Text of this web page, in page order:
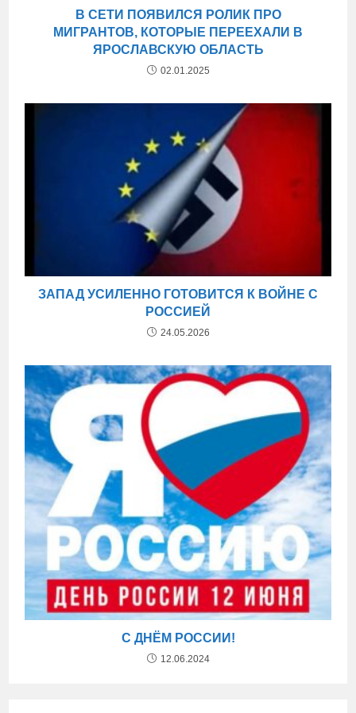
В СЕТИ ПОЯВИЛСЯ РОЛИК ПРО
МИГРАНТОВ, КОТОРЫЕ ПЕРЕЕХАЛИ В
ЯРОСЛАВСКУЮ ОБЛАСТЬ
02.01.2025
ЗАПАД УСИЛЕННО ГОТОВИТСЯ К ВОЙНЕ С
РОССИЕЙ
24.05.2026
С ДНЁМ РОССИИ!
12.06.2024